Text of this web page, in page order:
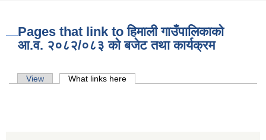
Pages that link to हिमाली गाउँपालिकाको
आ.व. २०८२/०८३ को बजेट तथा कार्यक्रम
Primary tabs
View What links here